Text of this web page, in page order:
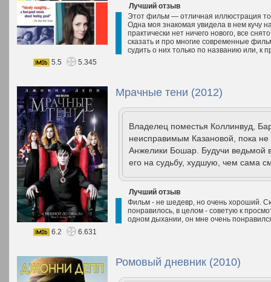
Лучший отзыв
Этот фильм — отличная иллюстрация
Одна моя знакомая увидела в нем кучу
практически нет ничего нового, все
сказать и про многие современные
судить о них только по названию или, к
5.5
5.345
Мрачные тени (2012)
Владелец поместья Коллинвуд,
неисправимым Казановой, пока
Анжелики Бошар. Будучи ведьмой
его на судьбу, худшую, чем сама
Лучший отзыв
Фильм - не шедевр, но очень хороший.
понравилось, в целом - советую к
одном дыхании, он мне очень
6.2
6.631
Ромовый дневник (2010)